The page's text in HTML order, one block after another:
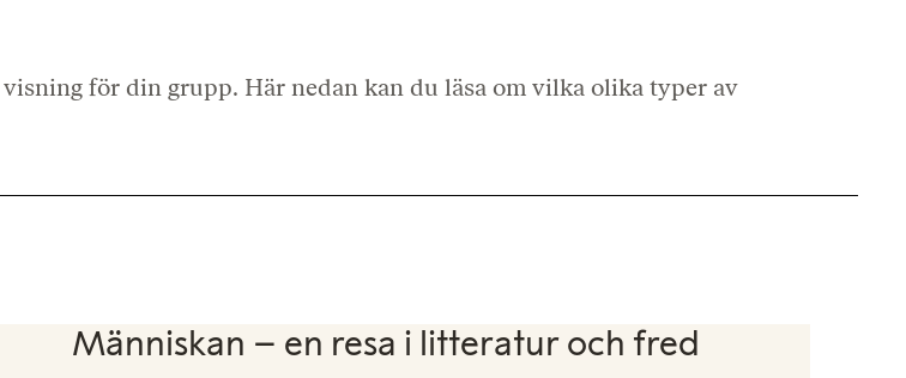
för din grupp. Här nedan kan du läsa om vilka olika typer av
Människan – en resa i litteratur och fred